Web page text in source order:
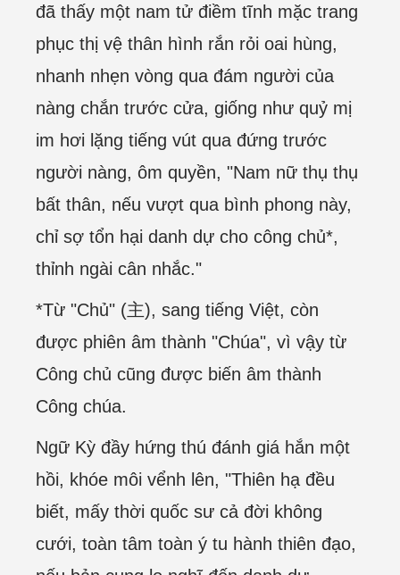
đã thấy một nam tử điềm tĩnh mặc trang
phục thị vệ thân hình rắn rỏi oai hùng,
nhanh nhẹn vòng qua đám người của
nàng chắn trước cửa, giống như quỷ mị
im hơi lặng tiếng vút qua đứng trước
người nàng, ôm quyền, "Nam nữ thụ thụ
bất thân, nếu vượt qua bình phong này,
chỉ sợ tổn hại danh dự cho công chủ*,
thỉnh ngài cân nhắc."
*Từ "Chủ" (主), sang tiếng Việt, còn
được phiên âm thành "Chúa", vì vậy từ
Công chủ cũng được biến âm thành
Công chúa.
Ngữ Kỳ đầy hứng thú đánh giá hắn một
hồi, khóe môi vểnh lên, "Thiên hạ đều
biết, mấy thời quốc sư cả đời không
cưới, toàn tâm toàn ý tu hành thiên đạo,